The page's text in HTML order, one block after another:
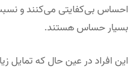
احساس بی‌کفایتی می‌کنند و
بسیار حساس هستند.
این افراد در عین حال که تمایل